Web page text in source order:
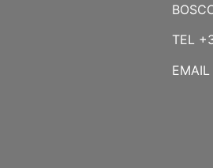
TEL
EMAIL